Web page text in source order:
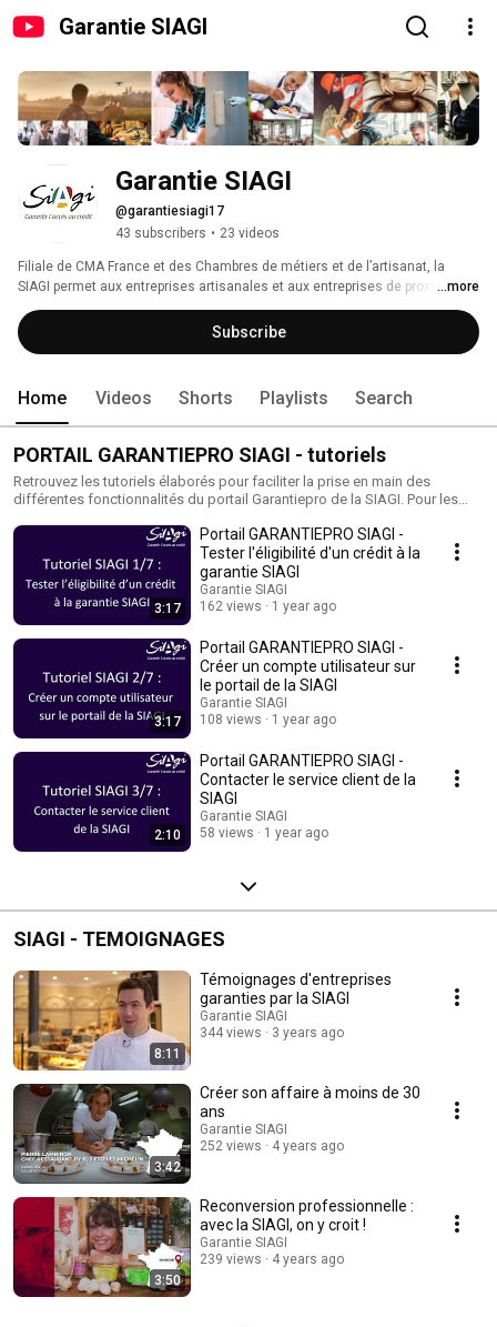
Garantie SIAGI
Garantie SIAGI
@garantiesiagi17
43 subscribers • 23 videos
Filiale de CMA France et des Chambres de métiers et de l’artisanat, la
SIAGI permet aux entreprises artisanales et aux entreprises de proximité
d’accéder plus facilement au crédit grâce à ses nombreux partenaires.
...more
Subscribe
Home Videos Shorts Playlists Search
PORTAIL GARANTIEPRO SIAGI - tutoriels
Retrouvez les tutoriels élaborés pour faciliter la prise en main des
différentes fonctionnalités du portail Garantiepro de la SIAGI. Pour les
projet à la garantie. Les correspondants bancaires de la SIAGI peuvent
quant à eux déposer leur demandes de garantie, quel que soit le projet et
quel que soit le montant du crédit et bénéficier ainsi de l'expertise de la
SIAGI tout en partageant le risque.
3:17
Portail GARANTIEPRO SIAGI -
Tester l'éligibilité d'un crédit à la
garantie SIAGI
Garantie SIAGI
162 views
1 year ago
3:17
Portail GARANTIEPRO SIAGI -
Créer un compte utilisateur sur
le portail de la SIAGI
Garantie SIAGI
108 views
1 year ago
2:10
Portail GARANTIEPRO SIAGI -
Contacter le service client de la
SIAGI
Garantie SIAGI
58 views
1 year ago
SIAGI - TEMOIGNAGES
8:11
Témoignages d'entreprises
garanties par la SIAGI
Garantie SIAGI
344 views
3 years ago
3:42
Créer son affaire à moins de 30
ans
Garantie SIAGI
252 views
4 years ago
3:50
Reconversion professionnelle :
avec la SIAGI, on y croit !
Garantie SIAGI
239 views
4 years ago